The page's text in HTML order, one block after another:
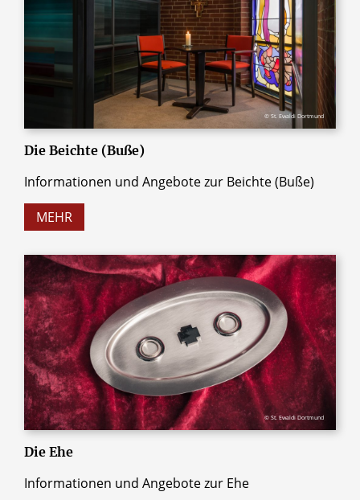
© St. Ewaldi Dortmund
Die Beichte (Buße)
Informationen und Angebote zur Beichte (Buße)
MEHR
© St. Ewaldi Dortmund
Die Ehe
Informationen und Angebote zur Ehe